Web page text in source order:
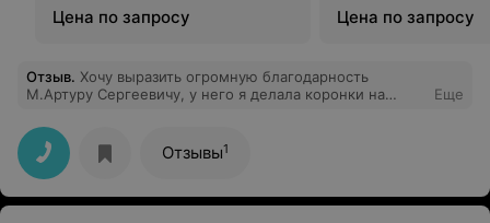
Цена по запросу
Цена по запросу
Отзыв. Хочу выразить огромную благодарность
М.Артуру Сергеевичу, у него я делала коронки на
внимательный! Очень довольна новыми зубами!
Еще
Отзывы1